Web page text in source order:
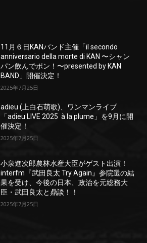
11月６日KANバンド主催「il secondo
anniversario della morte di KAN 〜シャン
パン飲んでポン！〜presented by KAN
BAND」開催決定！
2025年7月25日
adieu (上白石萌歌)、ワンマンライブ
「adieu LIVE 2025 à la plume」を9月に開
催決定！
2025年7月25日
小泉進次郎農林水産大臣がゲスト出演！
interfm『武田良太 Try Again』参院選の結
果を受け、今後の日本、政治を元総務大
臣・武田良太と鼎談！！
2025年7月25日